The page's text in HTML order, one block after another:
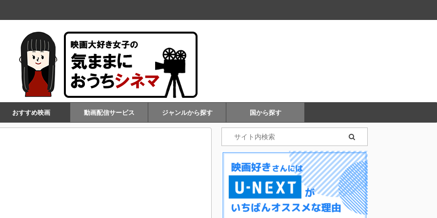
おすすめ映画 動画配信サービス ジャンルから探す 国から探す